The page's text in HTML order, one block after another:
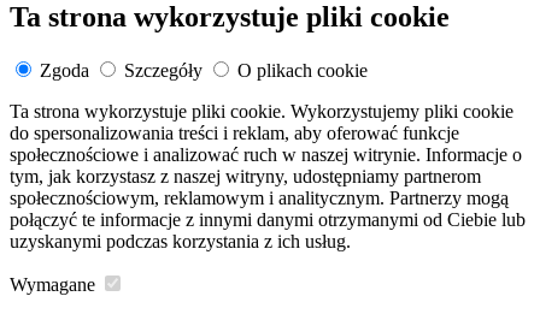
Ta strona wykorzystuje pliki cookie
Zgoda Szczegóły
O plikach cookie
Ta strona wykorzystuje pliki cookie. Wykorzystujemy pliki cookie
do spersonalizowania treści i reklam, aby oferować funkcje
społecznościowe i analizować ruch w naszej witrynie. Informacje o
tym, jak korzystasz z naszej witryny, udostępniamy partnerom
społecznościowym, reklamowym i analitycznym. Partnerzy mogą
połączyć te informacje z innymi danymi otrzymanymi od Ciebie lub
uzyskanymi podczas korzystania z ich usług.
Wymagane